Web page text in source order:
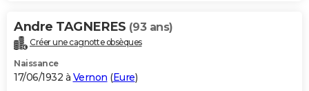
Carte de Noël
Carte Bonne année
Carte Saint-Valentin
Carte Pâques
Carte d'anniversaire
DICTIONNAIRE
Dictionnaire
Biographies
Citations
Expressions
Proverbes
PROGRAMME TV
Andre TAGNERES (93 ans)
Créer une cagnotte obsèques
Naissance
17/06/1932 à Vernon (Eure)